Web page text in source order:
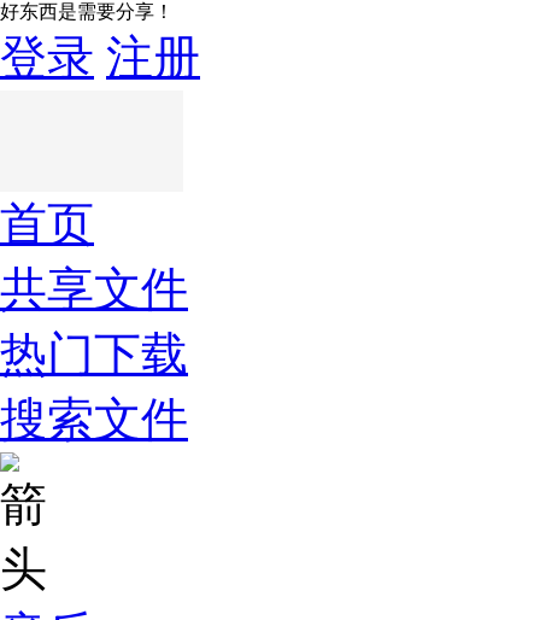
好东西是需要分享！
登录 注册
首页
共享文件
热门下载
搜索文件